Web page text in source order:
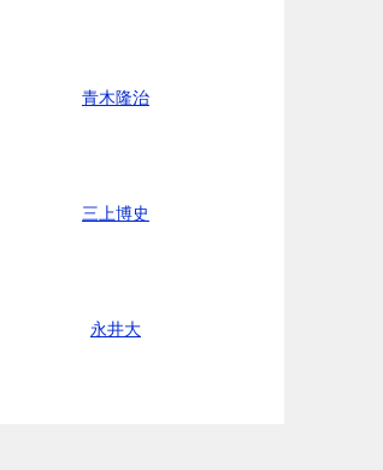
青木隆治
三上博史
永井大